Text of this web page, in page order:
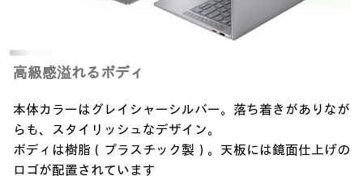
高級感溢れるボディ
本体カラーはグレイシャーシルバー。 落ち着きがありなが
らも、スタイリッシュなデザイン。
ボディは樹脂（プラスチック製）。 天板には鏡面仕上げの
ロゴが配置されています